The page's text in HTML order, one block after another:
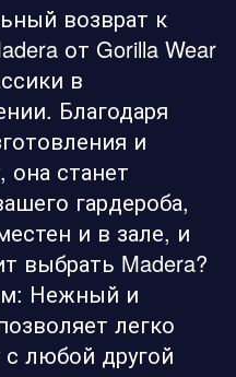
возврат к
от Gorilla Wear
в
Благодаря
и
она станет
гардероба,
и в зале, и
выбрать Madera?
Нежный и
легко
любой другой